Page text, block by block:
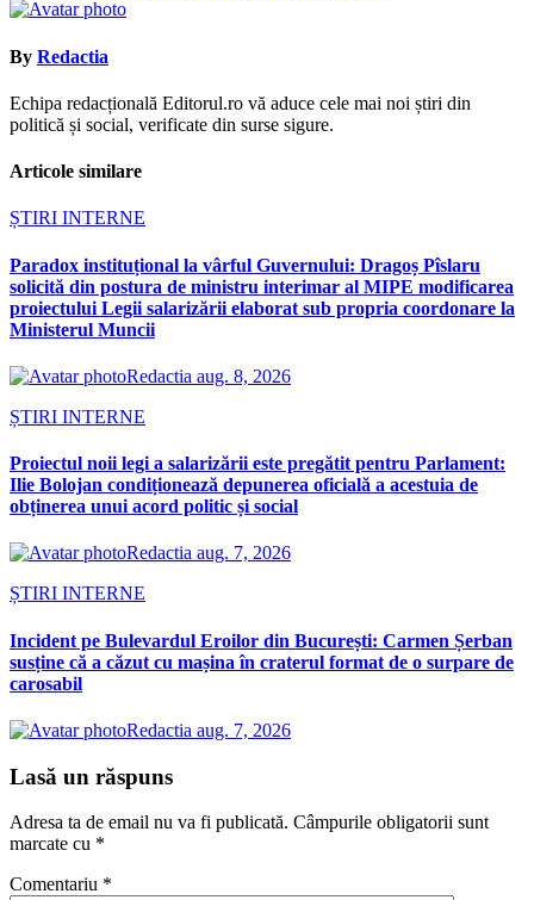
By Redactia
Echipa redacțională Editorul.ro vă aduce cele mai noi știri din
politică și social, verificate din surse sigure.
Articole similare
ȘTIRI INTERNE
Paradox instituțional la vârful Guvernului: Dragoș Pîslaru
solicită din postura de ministru interimar al MIPE modificarea
proiectului Legii salarizării elaborat sub propria coordonare la
Ministerul Muncii
Redactia aug. 8, 2026
ȘTIRI INTERNE
Proiectul noii legi a salarizării este pregătit pentru Parlament:
Ilie Bolojan condiționează depunerea oficială a acestuia de
obținerea unui acord politic și social
Redactia aug. 7, 2026
ȘTIRI INTERNE
Incident pe Bulevardul Eroilor din București: Carmen Șerban
susține că a căzut cu mașina în craterul format de o surpare de
carosabil
Redactia aug. 7, 2026
Lasă un răspuns
Adresa ta de email nu va fi publicată. Câmpurile obligatorii sunt
marcate cu *
Comentariu *